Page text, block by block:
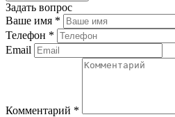
Задать вопрос
Ваше имя *
Телефон *
Email
Комментарий *